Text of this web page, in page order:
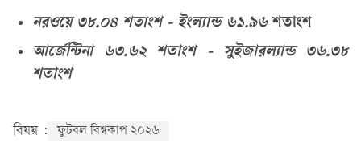
নরওয়ে ৩৮.০৪ শতাংশ - ইংল্যান্ড ৬১.৯৬শতাংশ
আর্জেন্টিনা ৬৩.৬২ শতাংশ - সুইজারল্যান্ড ৩৬.৩৮
শতাংশ
বিষয় : ফুটবল বিশ্বকাপ ২০২৬